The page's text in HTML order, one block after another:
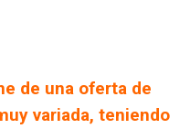
de una oferta de
variada, teniendo